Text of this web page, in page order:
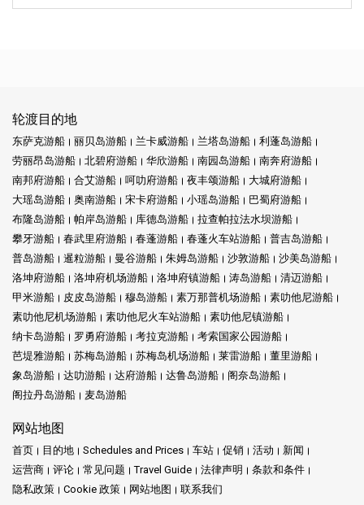
轮渡目的地
东萨克游船 丽贝岛游船 兰卡威游船 兰塔岛游船
利蓬岛游船
劳丽昂岛游船
北碧府游船 华欣游船 南园岛游船
南奔府游船
南邦府游船
合艾游船 呵叻府游船 夜丰颂游船
大城府游船
大瑶岛游船
奥南游船 宋卡府游船 小瑶岛游船
巴蜀府游船
布隆岛游船
帕岸岛游船 库德岛游船
拉查帕拉法水坝游船
攀牙游船
春武里府游船 春蓬游船 春蓬火车站游船
普吉岛游船
普岛游船
暹粒游船 曼谷游船 朱姆岛游船 沙敦游船
沙美岛游船
洛坤府游船
洛坤府机场游船 洛坤府镇游船 涛岛游船
清迈游船
甲米游船
皮皮岛游船 穆岛游船 素万那普机场游船
素叻他尼游船
素叻他尼机场游船
素叻他尼火车站游船
素叻他尼镇游船
纳卡岛游船
罗勇府游船 考拉克游船
考索国家公园游船
芭堤雅游船
苏梅岛游船 苏梅岛机场游船 莱雷游船
董里游船
象岛游船
达叻游船 达府游船 达鲁岛游船
阁奈岛游船
阁拉丹岛游船
麦岛游船
网站地图
首页 目的地 Schedules and Prices 车站 促销 活动
新闻
运营商
评论 常见问题 Travel Guide 法律声明
条款和条件
隐私政策
Cookie 政策 网站地图 联系我们